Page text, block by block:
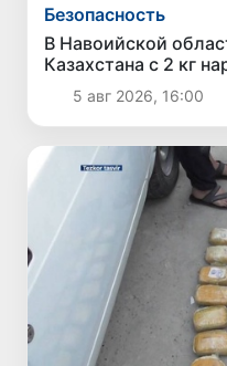
Безопасность
В Навоийской
Казахстана с 2 кг
5 авг 2026, 16:00